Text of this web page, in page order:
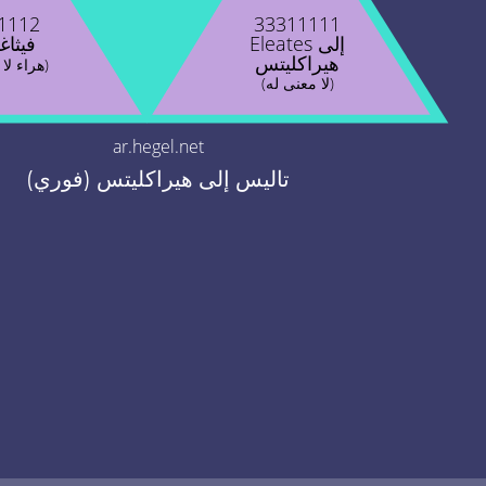
(هراء لا معنى له)
33311111
Eleates إلى
هيراكليتس
(لا معنى له)
ar.hegel.net
تاليس إلى هيراكليتس (فوري)